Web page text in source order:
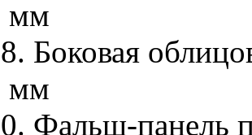
мм
Боковая
мм
Фальш-панель